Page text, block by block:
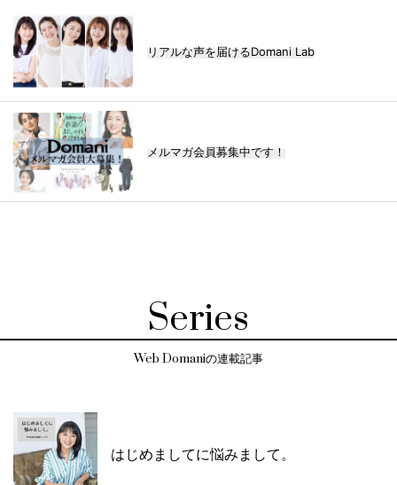
リアルな声を届けるDomani Lab
メルマガ会員募集中です！
Series
Web Domaniの連載記事
はじめましてに悩みまして。